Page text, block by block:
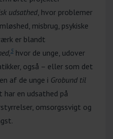
udsathed , hvor problemer
misbrug, psykiske
er blandt
5 hvor de unge, udover
også – eller som det
af de unge i Grobund til
en udsathed på
omsorgssvigt og